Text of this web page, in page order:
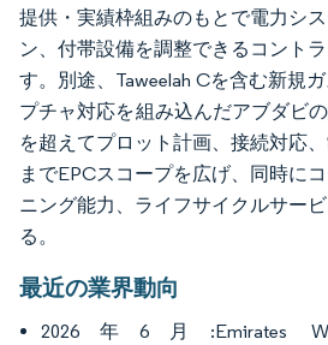
提供・実績枠組みのもとで電力シ
ン、付帯設備を調整できるコント
す。別途、Taweelah Cを含む新規
プチャ対応を組み込んだアブダビ
を超えてプロット計画、接続対応
までEPCスコープを広げ、同時に
ニング能力、ライフサイクルサー
る。
最近の業界動向
2026年6月:Emirates